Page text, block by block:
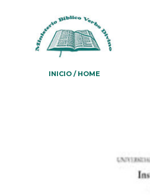
INICIO / HOME